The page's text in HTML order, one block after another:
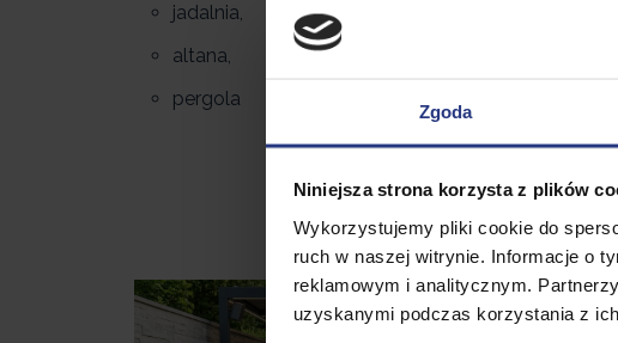
Zgoda
Niniejsza strona korzysta z plików
Wykorzystujemy pliki cookie do
ruch w naszej witrynie. Informacje o
reklamowym i analitycznym.
uzyskanymi podczas korzystania z ich
jadalnia,
altana,
pergola